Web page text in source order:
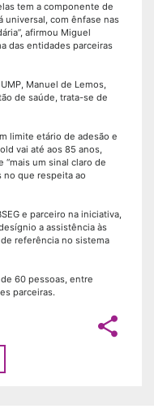
tem a componente de
universal, com ênfase nas
afirmou Miguel
das entidades parceiras
Manuel de Lemos,
de saúde, trata-se de
limite etário de adesão e
vai até aos 85 anos,
“mais um sinal claro de
no que respeita ao
e parceiro na iniciativa,
a assistência às
referência no sistema
60 pessoas, entre
parceiras.
share